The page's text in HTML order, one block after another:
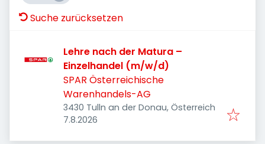
Suche zurücksetzen
Lehre nach der Matura –
Einzelhandel (m/w/d)
SPAR Österreichische
Warenhandels-AG
3430 Tulln an der Donau, Österreich
Veröffentlicht
7.8.2026